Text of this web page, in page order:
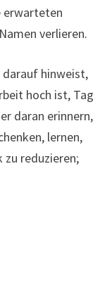
erwarteten
verlieren.
darauf hinweist,
hoch ist, Tag
daran erinnern,
lernen,
zu reduzieren;